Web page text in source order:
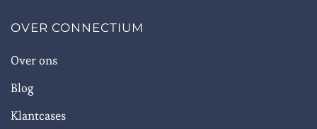
OVER CONNECTIUM
Over ons
Blog
Klantcases